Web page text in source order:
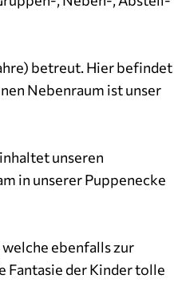
betreut. Hier befindet
Nebenraum ist unser
unseren
in unserer Puppenecke
ebenfalls zur
Fantasie der Kinder tolle